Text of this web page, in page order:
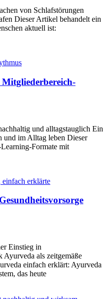
von Schlafstörungen
Dieser Artikel behandelt ein
aktuell ist:
und alltagstauglich Ein
und im Alltag leben Dieser
Formate mit
Einstieg in
Ayurveda als zeitgemäße
einfach erklärt: Ayurveda
das heute